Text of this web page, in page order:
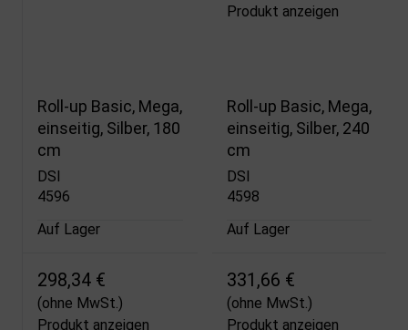
Produkt anzeigen
Roll-up Basic, Mega,
einseitig, Silber, 180
cm
DSI
4596
Auf Lager
298,34 €
(ohne MwSt.)
Produkt anzeigen
Roll-up Basic, Mega,
einseitig, Silber, 240
cm
DSI
4598
Auf Lager
331,66 €
(ohne MwSt.)
Produkt anzeigen